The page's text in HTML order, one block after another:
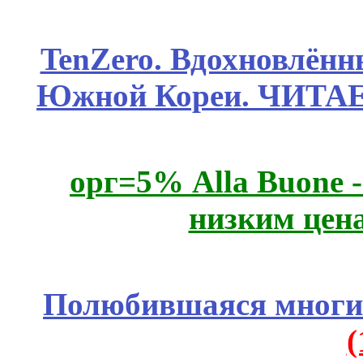
TenZero.
Южной Кореи.
орг=5% Alla Buone
низким
Полюбившаяся